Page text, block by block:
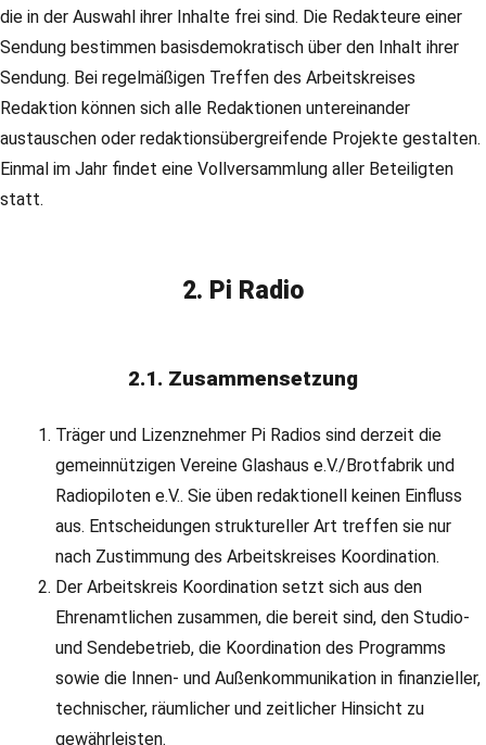
die in der Auswahl ihrer Inhalte frei sind. Die Redakteure einer
Sendung bestimmen basisdemokratisch über den Inhalt ihrer
Sendung. Bei regelmäßigen Treffen des Arbeitskreises
Redaktion können sich alle Redaktionen untereinander
austauschen oder redaktionsübergreifende Projekte gestalten.
Einmal im Jahr findet eine Vollversammlung aller Beteiligten
statt.
2. Pi Radio
2.1. Zusammensetzung
Träger und Lizenznehmer Pi Radios sind derzeit die
gemeinnützigen Vereine Glashaus e.V./Brotfabrik und
Radiopiloten e.V.. Sie üben redaktionell keinen Einfluss
aus. Entscheidungen struktureller Art treffen sie nur
nach Zustimmung des Arbeitskreises Koordination.
Der Arbeitskreis Koordination setzt sich aus den
Ehrenamtlichen zusammen, die bereit sind, den Studio-
und Sendebetrieb, die Koordination des Programms
sowie die Innen- und Außenkommunikation in finanzieller,
technischer, räumlicher und zeitlicher Hinsicht zu
gewährleisten.